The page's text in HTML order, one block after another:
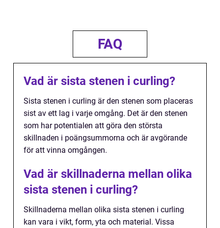
FAQ
Vad är sista stenen i curling?
Sista stenen i curling är den stenen som placeras
sist av ett lag i varje omgång. Det är den stenen
som har potentialen att göra den största
skillnaden i poängsummorna och är avgörande
för att vinna omgången.
Vad är skillnaderna mellan olika
sista stenen i curling?
Skillnaderna mellan olika sista stenen i curling
kan vara i vikt, form, yta och material. Vissa